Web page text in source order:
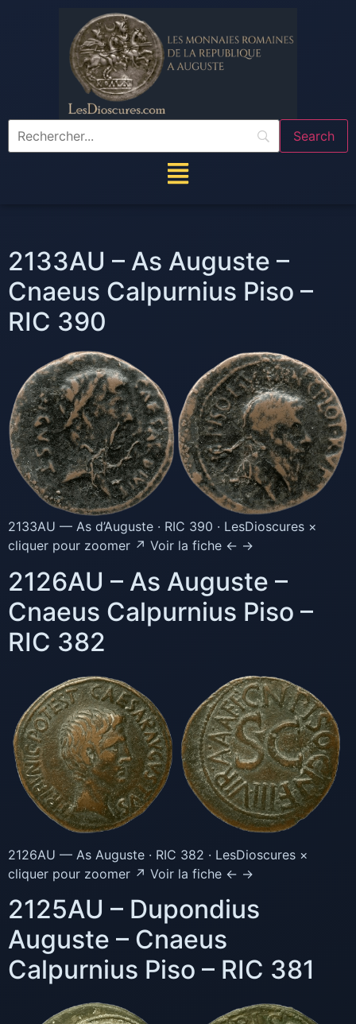
2133AU – As Auguste –
Cnaeus Calpurnius Piso –
RIC 390
2133AU — As d’Auguste · RIC 390 · LesDioscures ×
cliquer pour zoomer ↗ Voir la fiche ← →
2126AU – As Auguste –
Cnaeus Calpurnius Piso –
RIC 382
2126AU — As Auguste · RIC 382 · LesDioscures ×
cliquer pour zoomer ↗ Voir la fiche ← →
2125AU – Dupondius
Auguste – Cnaeus
Calpurnius Piso – RIC 381